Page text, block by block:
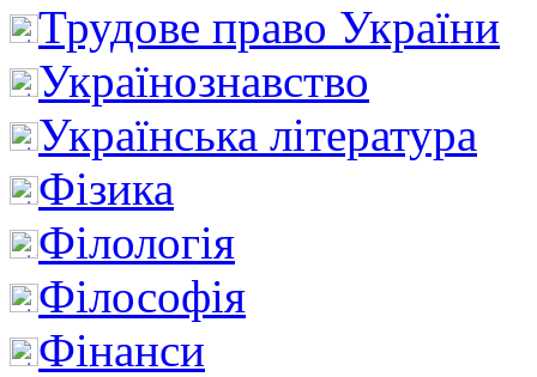
Трудове право України
Українознавство
Українська література
Фізика
Філологія
Філософія
Фінанси